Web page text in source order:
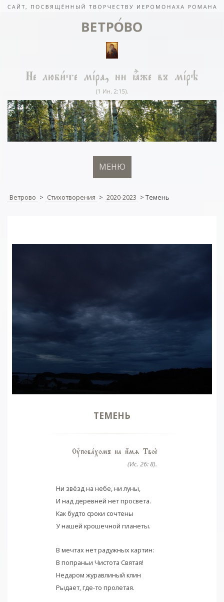
МЕНЮ
Ветрово > Стихотворения > 2020-2023 > Темень
ТЕМЕНЬ
Ўповaхомъ на и4мz ТвоE
(Ис. 26: 8).
Ни звёзд на небе, ни луны,
И над деревней нет просвета.
Как будто сроки сочтены
У нашей крошечной планеты.
В мечтах нет радужных картин:
В попраньи Чистота Святая!
Недаром журавлиный клин
Рыдает, где-то пролетая.